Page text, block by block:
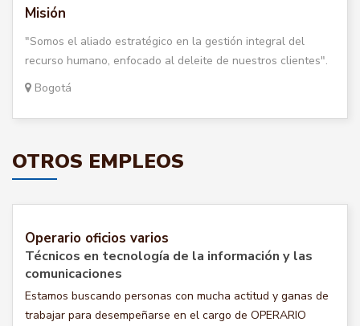
Misión
"Somos el aliado estratégico en la gestión integral del
recurso humano, enfocado al deleite de nuestros clientes".
Bogotá
OTROS EMPLEOS
Operario oficios varios
Técnicos en tecnología de la información y las
comunicaciones
Estamos buscando personas con mucha actitud y ganas de
trabajar para desempeñarse en el cargo de OPERARIO